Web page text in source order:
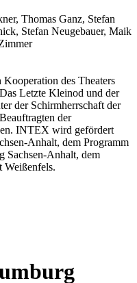
Thomas Ganz, Stefan
Stefan Neugebauer, Maik
des Theaters
Letzte Kleinod und der
der Schirmherrschaft der
der
INTEX wird gefördert
Anhalt, dem Programm
Sachsen-Anhalt, dem
Weißenfels.